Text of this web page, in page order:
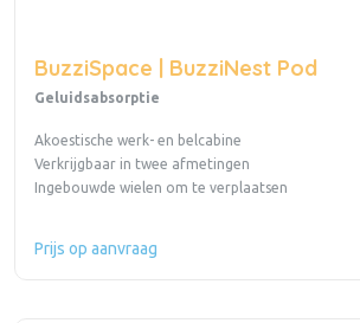
BuzziSpace | BuzziNest Pod
Geluidsabsorptie
Akoestische werk- en belcabine
Verkrijgbaar in twee afmetingen
Ingebouwde wielen om te verplaatsen
Prijs op aanvraag